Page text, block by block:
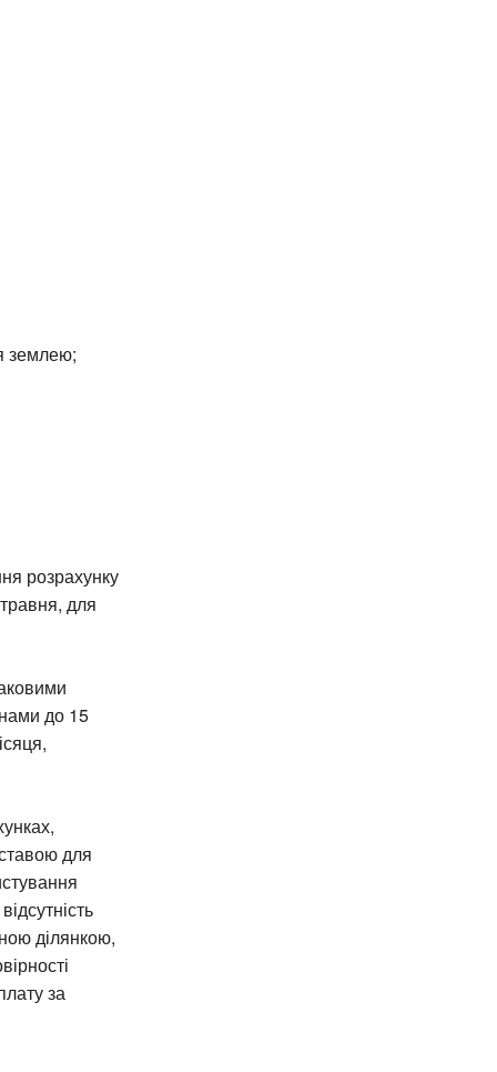
землею;
розрахунку
для
до 15
для
ділянкою,
за